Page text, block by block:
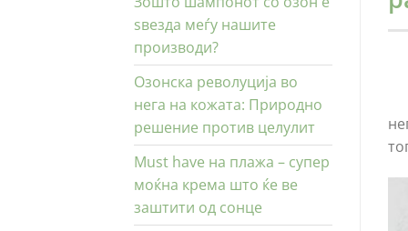
ѕвезда меѓу нашите
производи?
Озонска револуција во
нега на кожата: Природно
решение против целулит
Must have на плажа – супер
моќна крема што ќе ве
заштити од сонце